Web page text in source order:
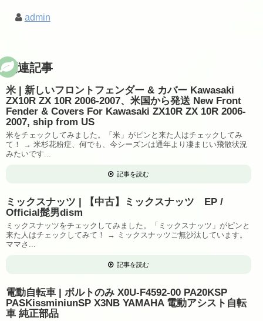
admin
関連記事
米 | 新しいフロントフェンダー & カバー Kawasaki
ZX10R ZX 10R 2006-2007、米国から発送 New Front
Fender & Covers For Kawasaki ZX10R ZX 10R 2006-
2007, ship from US
米をチェックしてみました。「米」がピンと来た人はチェックしてみ
て！ → 米杉花粉症、何でも、今シーズンは通年より凄まじい飛散状況
みたいです...
記事を読む
ミックスナッツ | 【中古】ミックスナッツ EP /
Official髭男dism
ミックスナッツをチェックしてみました。「ミックスナッツ」がピンと
来た人はチェックしてみて！ → ミックスナッツご無沙汰しています。
ママさ...
記事を読む
電動自転車 | ボルトのみ X0U-F4592-00 PA20KSP
PASKissminiunSP X3NB YAMAHA 電動アシスト自転
車 純正部品